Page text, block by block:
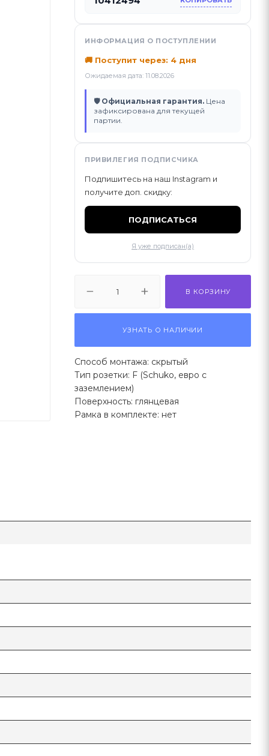
ИНФОРМАЦИЯ О ПОСТУПЛЕНИИ
🚚 Поступит через: 4 дня
Ожидаемая дата: 11.08.2026
🛡 Официальная гарантия. Цена
зафиксирована для текущей
партии.
ПРИВИЛЕГИЯ ПОДПИСЧИКА
Подпишитесь на наш Instagram и
получите доп. скидку:
ПОДПИСАТЬСЯ
Я уже подписан(а)
В КОРЗИНУ
УЗНАТЬ О НАЛИЧИИ
Способ монтажа: скрытый
Тип розетки: F (Schuko, евро с
заземлением)
Поверхность: глянцевая
Рамка в комплекте: нет